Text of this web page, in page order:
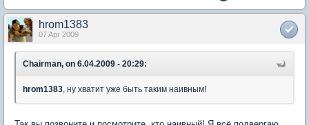
hrom1383
07 Apr 2009
Chairman, on 6.04.2009 - 20:29:
hrom1383 , ну хватит уже быть таким наивным!